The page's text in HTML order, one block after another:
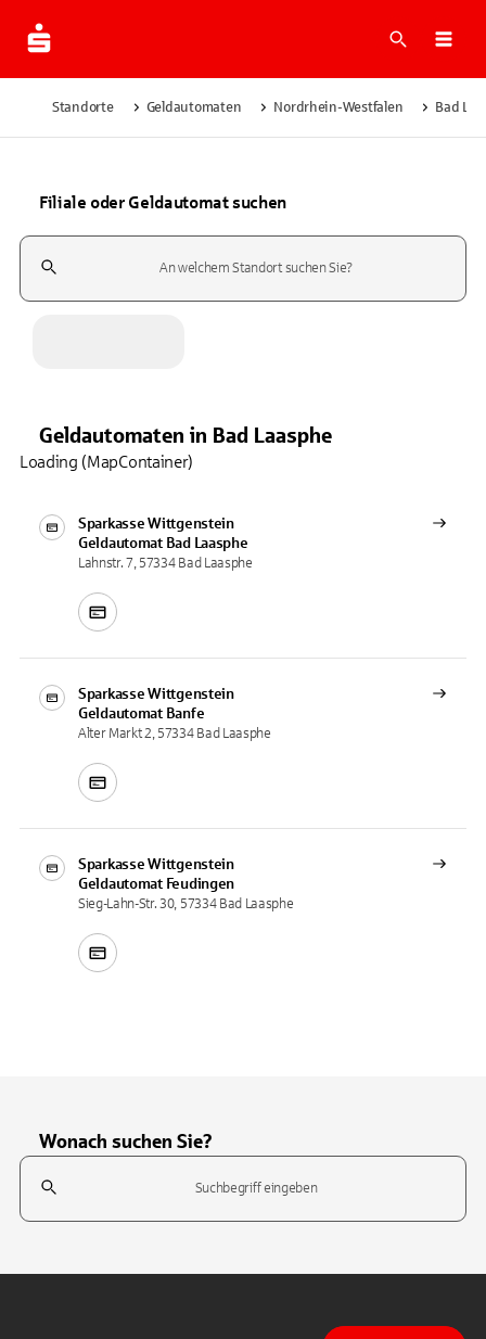
Suche
Standorte Geldautomaten Nordrhein-Westfalen Bad
Filiale oder Geldautomat suchen
Suchfeld
Geldautomaten in Bad Laasphe
Sparkasse Wittgenstein
Geldautomat Bad Laasphe
Lahnstr. 7, 57334 Bad Laasphe
Sparkasse Wittgenstein
Geldautomat Banfe
Alter Markt 2, 57334 Bad Laasphe
Sparkasse Wittgenstein
Geldautomat Feudingen
Sieg-Lahn-Str. 30, 57334 Bad Laasphe
Loading (MapContainer)
Wonach suchen Sie?
Suchfeld